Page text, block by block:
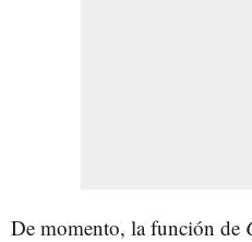
De momento, la función de